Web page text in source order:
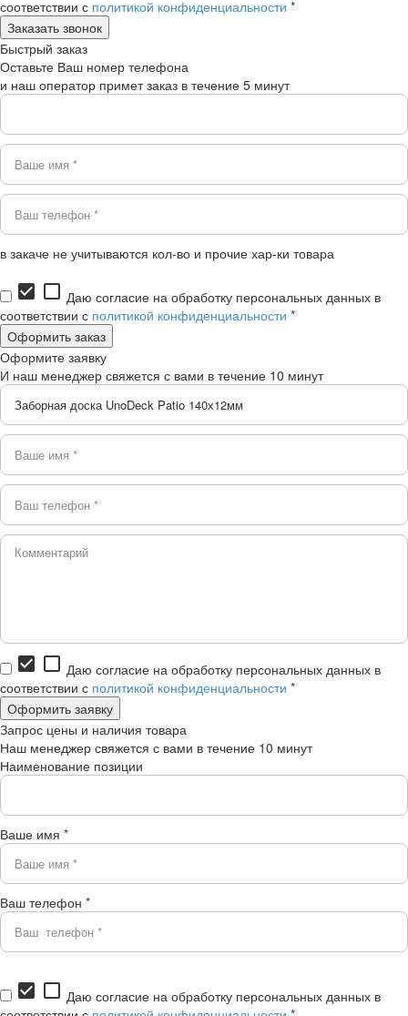
соответствии с политикой конфиденциальности *
Быстрый заказ
Оставьте Ваш номер телефона
и наш оператор примет заказ в течение 5 минут
в закаче не учитываются кол-во и прочие хар-ки товара
check_box check_box_outline_blank Даю согласие на обработку персональных данных в
соответствии с политикой конфиденциальности *
Оформите заявку
И наш менеджер свяжется с вами в течение 10 минут
check_box check_box_outline_blank Даю согласие на обработку персональных данных в
соответствии с политикой конфиденциальности *
Запрос цены и наличия товара
Наш менеджер свяжется с вами в течение 10 минут
Наименование позиции
Ваше имя *
Ваш телефон *
check_box check_box_outline_blank Даю согласие на обработку персональных данных в